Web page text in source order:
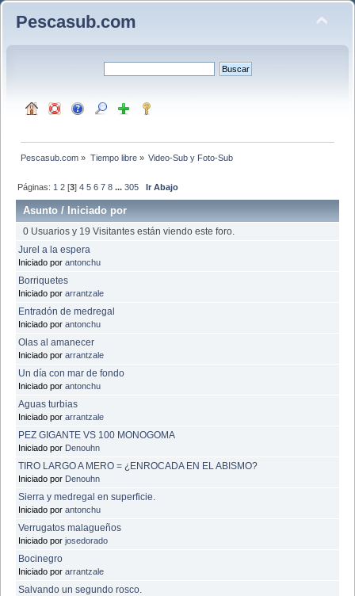
Pescasub.com
Pescasub.com » Tiempo libre» Video-Sub y Foto-Sub
Páginas: 1 2 [3]4 5 6 7 8 ...305 Ir Abajo
Asunto /Iniciado por
0 Usuarios y 19 Visitantes están viendo este foro.
Jurel a la espera
Iniciado por antonchu
Borriquetes
Iniciado por arrantzale
Entradón de medregal
Iniciado por antonchu
Olas al amanecer
Iniciado por arrantzale
Un día con mar de fondo
Iniciado por antonchu
Aguas turbias
Iniciado por arrantzale
PEZ GIGANTE VS 100 MONOGOMA
Iniciado por Denouhn
TIRO LARGO A MERO = ¿ENROCADA EN EL ABISMO?
Iniciado por Denouhn
Sierra y medregal en superficie.
Iniciado por antonchu
Verrugatos malagueños
Iniciado por josedorado
Bocinegro
Iniciado por arrantzale
Salvando un segundo rosco.